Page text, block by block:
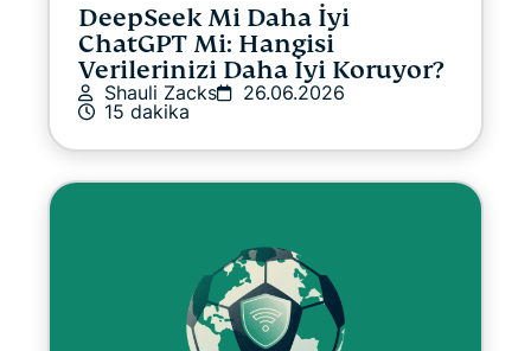
DeepSeek Mi Daha İyi
ChatGPT Mi: Hangisi
Verilerinizi Daha İyi Koruyor?
Shauli Zacks
26.06.2026
15 dakika